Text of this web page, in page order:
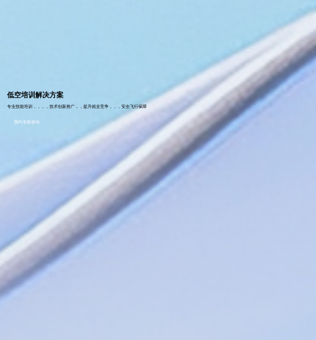
低空培训解决方案
专业技能培训，，，，技术创新推广，，提升就业竞争，，，安全飞行保障
预约专家咨询